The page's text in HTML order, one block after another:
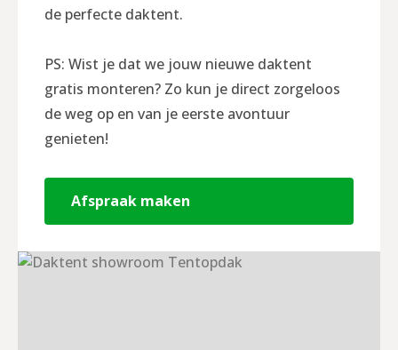
de perfecte daktent.
PS: Wist je dat we jouw nieuwe daktent
gratis monteren? Zo kun je direct zorgeloos
de weg op en van je eerste avontuur
genieten!
Afspraak maken